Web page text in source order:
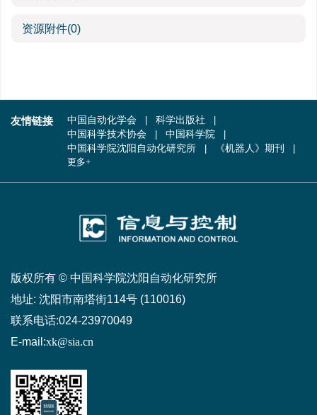
资源附件(0)
友情链接 中国自动化学会
科学出版社
中国科学技术协会
中国科学院
中国科学院沈阳自动化研究所
《机器人》期刊
更多+
版权所有 © 中国科学院沈阳自动化研究所
地址: 沈阳市南塔街114号 (110016)
联系电话:024-23970049
E-mail:xk@sia.cn